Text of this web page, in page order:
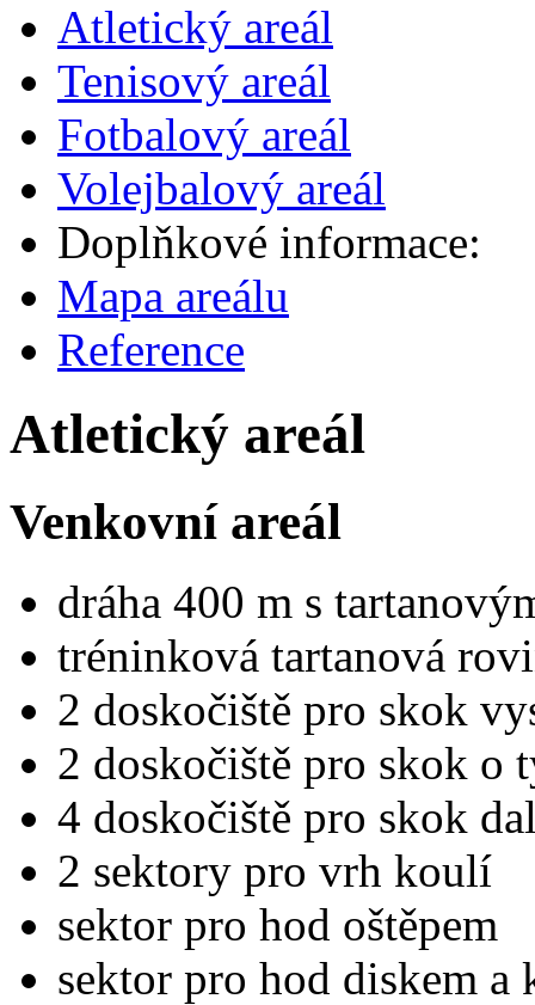
Atletický areál
Tenisový areál
Fotbalový areál
Volejbalový areál
Doplňkové informace:
Mapa areálu
Reference
Atletický areál
Venkovní areál
dráha 400 m s
tréninková tartanová
2 doskočiště pro skok
2 doskočiště pro skok o
4 doskočiště pro skok
2 sektory pro vrh koulí
sektor pro hod oštěpem
sektor pro hod diskem a